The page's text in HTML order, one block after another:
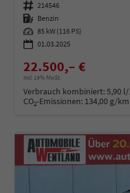
Fahrzeugnummer 214546
Kraftstoff Benzin
Leistung 85 kW (116 PS)
01.03.2025
22.500,– €
incl. 19% MwSt.
Verbrauch kombiniert:5,90
CO2-Emissionen: 134,00 g/km